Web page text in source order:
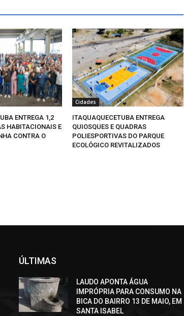
ENTREGA 1,2
HABITACIONAIS E
CONTRA O
Cidades
ITAQUAQUECETUBA ENTREGA
QUIOSQUES E QUADRAS
POLIESPORTIVAS DO PARQUE
ECOLÓGICO REVITALIZADOS
ÚLTIMAS
LAUDO APONTA ÁGUA
IMPRÓPRIA PARA CONSUMO NA
BICA DO BAIRRO 13 DE MAIO, EM
SANTA ISABEL